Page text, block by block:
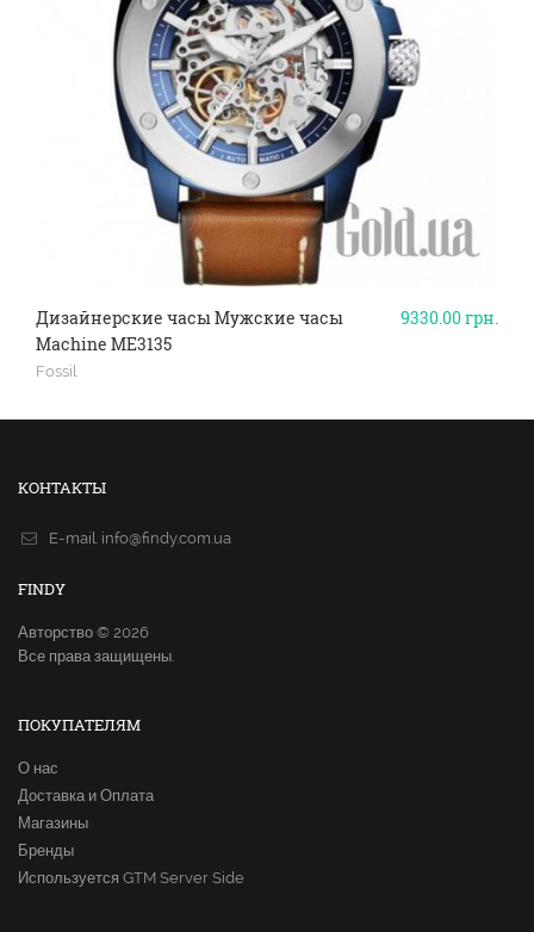
9330.00грн.
Дизайнерские часы Мужские часы
Machine ME3135
Fossil
КОНТАКТЫ
E-mail. info@findy.com.ua
FINDY
Авторство © 2026
Все права защищены.
ПОКУПАТЕЛЯМ
О нас
Доставка и Оплата
Магазины
Бренды
Используется GTM Server Side